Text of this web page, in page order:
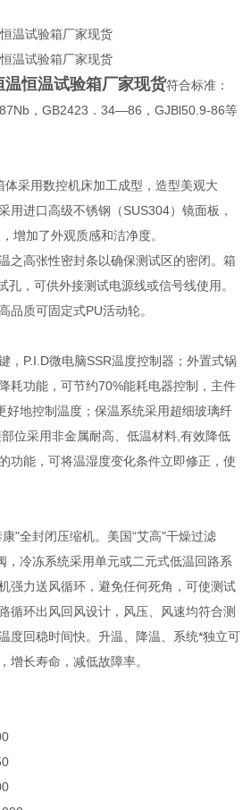
恒温试验箱厂家现货符合标准：
，GB2423．34—86，GJBl50.9-86等
采用数控机床加工成型，造型美观大
用进口高级不锈钢（SUS304）镜面板，
增加了外观质感和洁净度。
之高张性密封条以确保测试区的密闭。箱
孔，可供外接测试电源线或信号线使用。
品质可固定式PU活动轮。
，P.I.D微电脑SSR温度控制器；外置式锅
耗功能，可节约70%能耗电器控制，主件
好地控制温度；保温系统采用超细玻璃纤
位采用非金属耐高、低温材料,有效降低
功能，可将温湿度变化条件立即修正，使
"全封闭压缩机。美国“艾高"干燥过滤
，冷冻系统采用单元或二元式低温回路系
强力送风循环，避免任何死角，可使测试
循环出风回风设计，风压、风速均符合测
度回稳时间快。升温、降温、系统*独立可
增长寿命，减低故障率。